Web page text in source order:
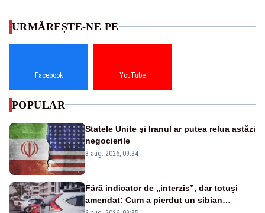
URMĂREȘTE-NE PE
Facebook YouTube
POPULAR
Statele Unite şi Iranul ar putea relua astăzi
negocierile
3 aug. 2026, 09:34
Fără indicator de „interzis”, dar totuși
amendat: Cum a pierdut un sibian